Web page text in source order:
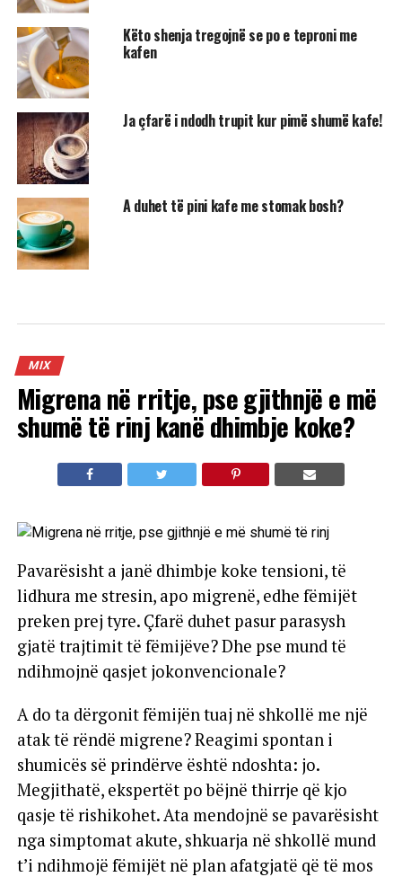
Këto shenja tregojnë se po e teproni me
kafen
Ja çfarë i ndodh trupit kur pimë shumë kafe!
A duhet të pini kafe me stomak bosh?
MIX
Migrena në rritje, pse gjithnjë e më
shumë të rinj kanë dhimbje koke?
Pavarësisht a janë dhimbje koke tensioni, të
lidhura me stresin, apo migrenë, edhe fëmijët
preken prej tyre. Çfarë duhet pasur parasysh
gjatë trajtimit të fëmijëve? Dhe pse mund të
ndihmojnë qasjet jokonvencionale?
A do ta dërgonit fëmijën tuaj në shkollë me një
atak të rëndë migrene? Reagimi spontan i
shumicës së prindërve është ndoshta: jo.
Megjithatë, ekspertët po bëjnë thirrje që kjo
qasje të rishikohet. Ata mendojnë se pavarësisht
nga simptomat akute, shkuarja në shkollë mund
t’i ndihmojë fëmijët në plan afatgjatë që të mos